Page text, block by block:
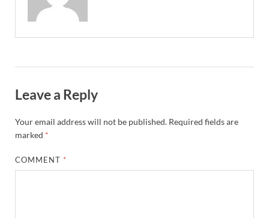
Leave a Reply
Your email address will not be published. Required fields are
marked *
COMMENT *